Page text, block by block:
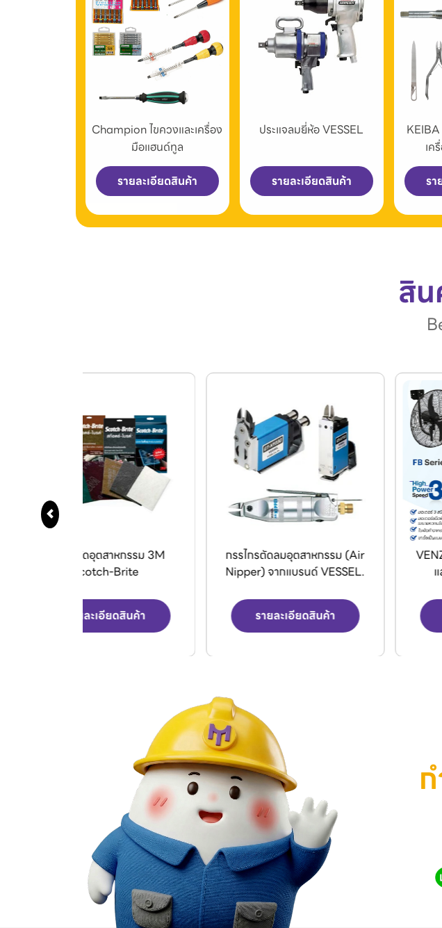
Champion ไขควงและเครื่อง
มือแฮนด์ทูล
รายละเอียดสินค้า
ประแจลมยี่ห้อ VESSEL
รายละเอียดสินค้า
เค
รา
สิ
กรรไกรตัดลมอุตสาหกรรม (Air
Nipper) จากแบรนด์ VESSEL.
รายละเอียดสินค้า
VENZ พัดลมอุตสาหกรรมใบดำ
และพัดลมระบายอากาศ
รายละเอียดสินค้า